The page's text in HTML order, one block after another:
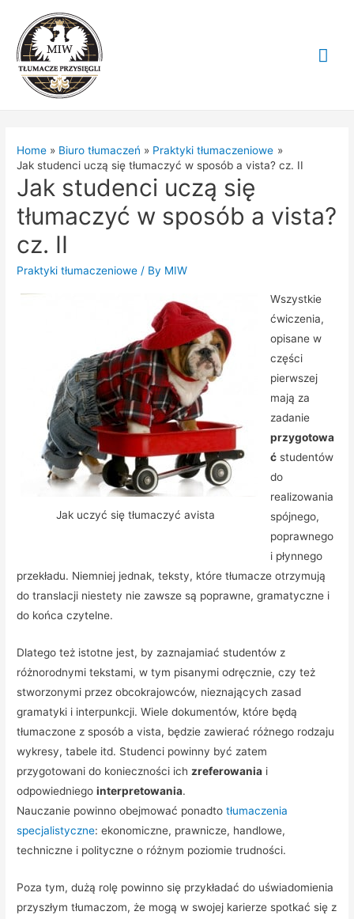
Home Biuro tłumaczeń
Praktyki tłumaczeniowe
Jak studenci uczą się tłumaczyć w sposób a vista? cz. II
Jak studenci uczą się
tłumaczyć w sposób a vista?
cz. II
Praktyki tłumaczeniowe / By MIW
Jak uczyć się tłumaczyć avista
Wszystkie
ćwiczenia,
opisane w
części
pierwszej
mają za
zadanie
przygotowa
ćstudentów
do
realizowania
spójnego,
poprawnego
i płynnego
przekładu. Niemniej jednak, teksty, które tłumacze otrzymują
do translacji niestety nie zawsze są poprawne, gramatyczne i
do końca czytelne.
Dlatego też istotne jest, by zaznajamiać studentów z
różnorodnymi tekstami, w tym pisanymi odręcznie, czy też
stworzonymi przez obcokrajowców, nieznających zasad
gramatyki i interpunkcji. Wiele dokumentów, które będą
tłumaczone z sposób a vista, będzie zawierać różnego rodzaju
wykresy, tabele itd. Studenci powinny być zatem
przygotowani do konieczności ich zreferowania i
odpowiedniegointerpretowania.
Nauczanie powinno obejmować ponadto tłumaczenia
specjalistyczne: ekonomiczne, prawnicze, handlowe,
techniczne i polityczne o różnym poziomie trudności.
Poza tym, dużą rolę powinno się przykładać do uświadomienia
przyszłym tłumaczom, że mogą w swojej karierze spotkać się z